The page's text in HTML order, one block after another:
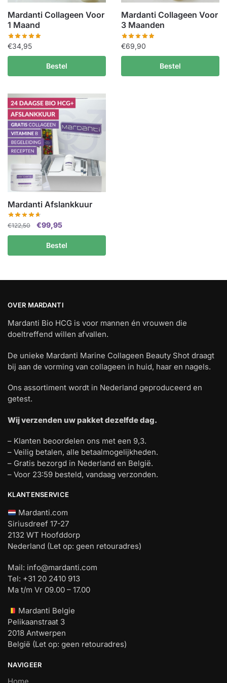
Mardanti Collageen Voor
1 Maand
€34,95
Bestel
Mardanti Collageen Voor
3 Maanden
€69,90
Bestel
Mardanti Afslankkuur
€122,50
Oorspronkelijke
prijs
was:
€122,50.
€99,95Huidige
prijs
is:
€99,95.
Bestel
OVER MARDANTI
Mardanti Bio HCG is voor mannen én vrouwen die
doeltreffend willen afvallen.
De unieke Mardanti Marine Collageen Beauty Shot draagt
bij aan de vorming van collageen in huid, haar en nagels.
Ons assortiment wordt in Nederland geproduceerd en
getest.
Wij verzenden uw pakket dezelfde dag.
– Klanten beoordelen ons met een 9,3.
– Veilig betalen, alle betaalmogelijkheden.
– Gratis bezorgd in Nederland en België.
– Voor 23:59 besteld, vandaag verzonden.
KLANTENSERVICE
Mardanti.com
Siriusdreef 17-27
2132 WT Hoofddorp
Nederland (Let op: geen retouradres)
Mail: info@mardanti.com
Tel: +31 20 2410 913
Ma t/m Vr 09.00 – 17.00
Mardanti Belgie
Pelikaanstraat 3
2018 Antwerpen
België (Let op: geen retouradres)
NAVIGEER
Home